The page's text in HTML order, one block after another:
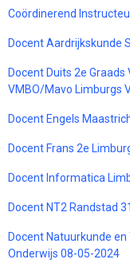
Coördinerend
Docent Aardrijkskunde
Docent Duits 2e
VMBO/Mavo Limburgs
Docent Engels
Docent Frans 2e
Docent Informatica
Docent NT2 Randstad
Docent Natuurkunde
Onderwijs 08-05-2024